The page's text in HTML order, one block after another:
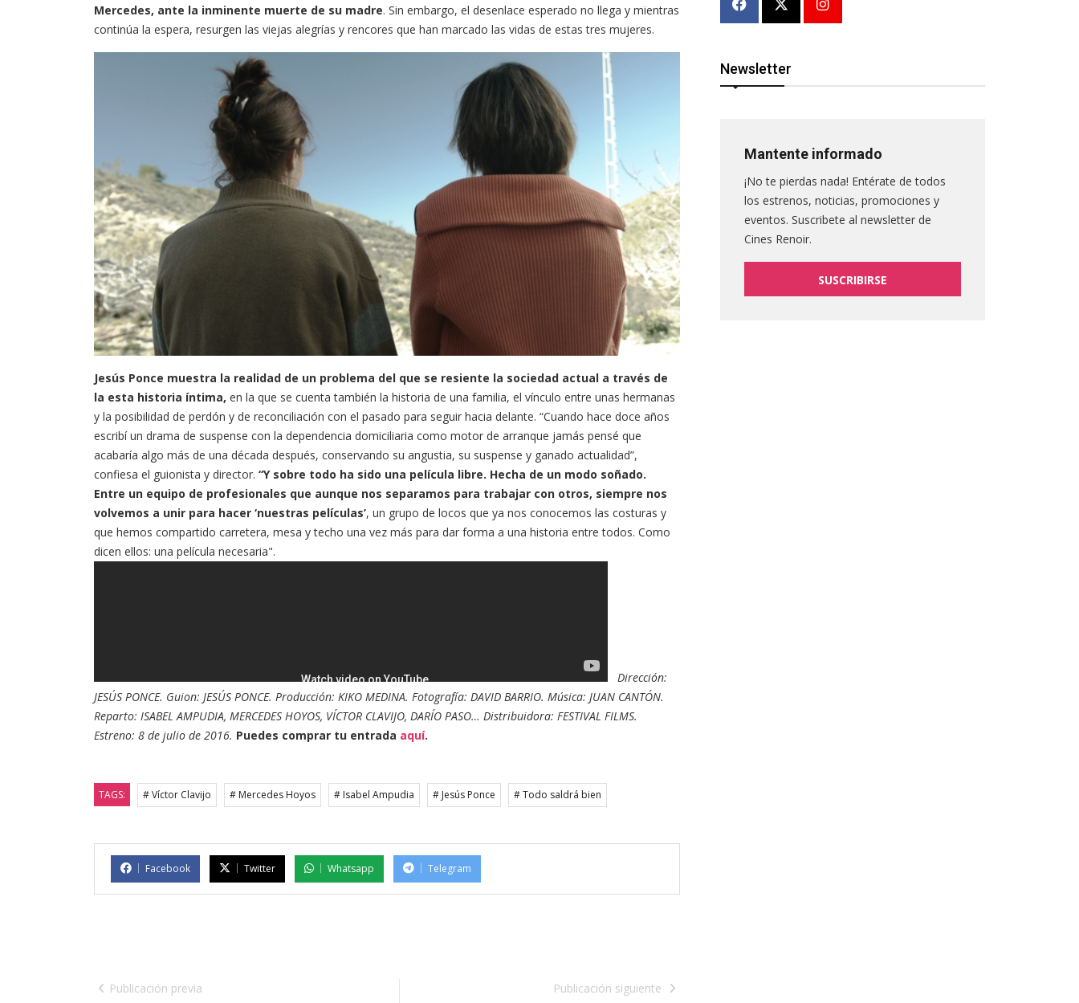
Mercedes, ante la inminente muerte de su madre. Sin embargo, el desenlace esperado no llega y mientras
continúa la espera, resurgen las viejas alegrías y rencores que han marcado las vidas de estas tres mujeres.
Jesús Ponce muestra la realidad de un problema del que se resiente la sociedad actual a través de
la esta historia íntima, en la que se cuenta también la historia de una familia, el vínculo entre unas hermanas
y la posibilidad de perdón y de reconciliación con el pasado para seguir hacia delante. “Cuando hace doce años
escribí un drama de suspense con la dependencia domiciliaria como motor de arranque jamás pensé que
acabaría algo más de una década después, conservando su angustia, su suspense y ganado actualidad”,
confiesa el guionista y director. “Y sobre todo ha sido una película libre. Hecha de un modo soñado.
Entre un equipo de profesionales que aunque nos separamos para trabajar con otros, siempre nos
volvemos a unir para hacer ‘nuestras películas’, un grupo de locos que ya nos conocemos las costuras y
que hemos compartido carretera, mesa y techo una vez más para dar forma a una historia entre todos. Como
dicen ellos: una película necesaria".
Dirección:
JESÚS PONCE. Guion: JESÚS PONCE. Producción: KIKO MEDINA. Fotografía: DAVID BARRIO. Música: JUAN CANTÓN.
Reparto: ISABEL AMPUDIA, MERCEDES HOYOS, VÍCTOR CLAVIJO, DARÍO PASO… Distribuidora: FESTIVAL FILMS.
Estreno: 8 de julio de 2016. Puedes comprar tu entrada aquí.
TAGS: # Víctor Clavijo # Mercedes Hoyos # Isabel Ampudia # Jesús Ponce # Todo saldrá bien
Facebook Twitter Whatsapp Telegram
Publicación previa
Publicación siguiente
Newsletter
Mantente informado
¡No te pierdas nada! Entérate de todos
los estrenos, noticias, promociones y
eventos. Suscribete al newsletter de
Cines Renoir.
SUSCRIBIRSE